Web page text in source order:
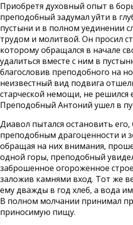
Приобретя духовный опыт в
преподобный задумал уйти в
пустыни и в полном уединении
трудом и молитвой. Он просил
которому обращался в начале
удалиться вместе с ним в
благословив преподобного на
неизвестный вид подвига
старческой немощи, не решился
Преподобный Антоний ушел в
Диавол пытался остановить его,
преподобным драгоценности и
обращая на них внимания,
одной горы, преподобный
заброшенное огороженное
заложив камнями вход. Тот же
ему дважды в год хлеб, а вода
В полном молчании принимал
приносимую пищу.